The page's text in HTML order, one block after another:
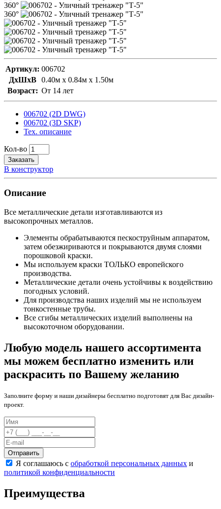
360°
360°
Артикул: 006702
ДxШxВ
0.40м x 0.84м x 1.50м
Возраст: От 14 лет
006702 (2D DWG)
006702 (3D SKP)
Тех. описание
Кол-во
Заказать
В конструктор
Описание
Все металлические детали изготавливаются из
высокопрочных металлов.
Элементы обрабатываются пескоструйным аппаратом,
затем обезжириваются и покрываются двумя слоями
порошковой краски.
Мы используем краски ТОЛЬКО европейского
производства.
Металлические детали очень устойчивы к воздействию
погодных условий.
Для производства наших изделий мы не используем
тонкостенные трубы.
Все сгибы металлических изделий выполнены на
высокоточном оборудовании.
Любую модель нашего ассортимента
мы можем бесплатно изменить или
раскрасить по Вашему желанию
Заполните форму и наши дизайнеры бесплатно подготовят для Вас дизайн-
проект.
Отправить
Я соглашаюсь с обработкой персональных данных и
политикой конфиденциальности
Преимущества